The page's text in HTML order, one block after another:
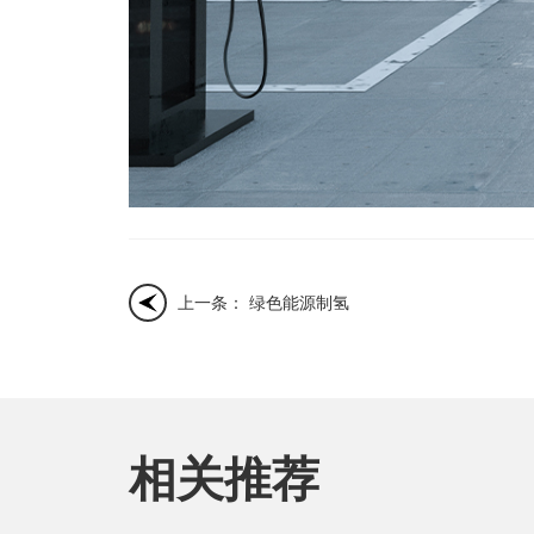
上一条： 绿色能源制氢
相关推荐